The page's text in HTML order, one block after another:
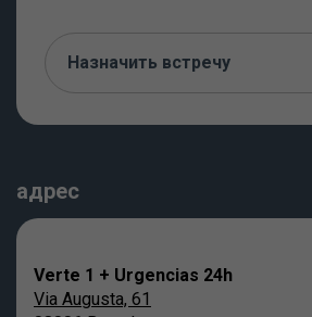
Назначить встречу
адрес
Verte 1 + Urgencias 24h
Via Augusta, 61